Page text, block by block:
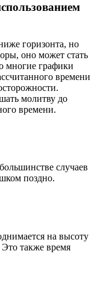
горизонта, но
оно может стать
многие графики
времени
молитву до
времени.
случаев
поздно.
на высоту
Это также время